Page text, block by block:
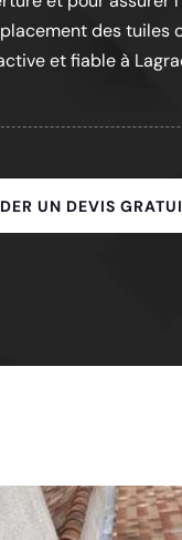
des tuiles
et fiable à
UN DEVIS